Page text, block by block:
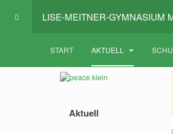
LISE-MEITNER-GYMNASIUM
START AKTUELL
Aktuell